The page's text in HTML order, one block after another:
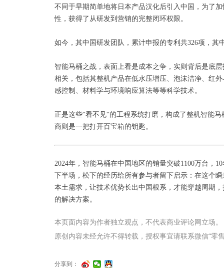
不同于早期简单地将日本产品汉化后引入中国，为了
性，获得了从研发到营销的完整闭环权限。
如今，其中国研发团队，累计申报的专利共326项，其
智能马桶之战，表面上看是成本之争，实则背后是底
相关，包括其整机产品在低水压增压、泡沫洁净、红
感控制、材料学与环境响应算法等等科学技术。
正是这些“看不见“的工程系统打磨，构成了整机智能
商则是一把打开百宝箱的钥匙。
2024年，智能马桶在中国地区的销量突破1100万台，
下半场，松下的经历给所有参与者留下启示：在这个
本土需求，让技术优势长出中国根系，才能穿越周期
的解决方案。
分享到：
本页面内容为作者独立观点，不代表商业评论网立场。
原创内容未经允许不得转载，授权事宜请联系微信“